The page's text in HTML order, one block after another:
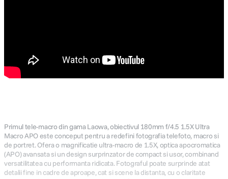
Primul tele-macro din gama Laowa, obiectivul 180mm f/4.5 1.5X Ultra
Macro APO este conceput pentru a redefini fotografia telefoto, macro si
de portret. Ofera o magnificatie ultra-macro de 1.5X, optica apocromatica
(APO) avansata si un design surprinzator de compact si usor, combinand
versatilitatea cu performanta ridicata. Fotograful poate surprinde atat
detalii fine in cadre de aproape, cat si scene la distanta, cu o claritate